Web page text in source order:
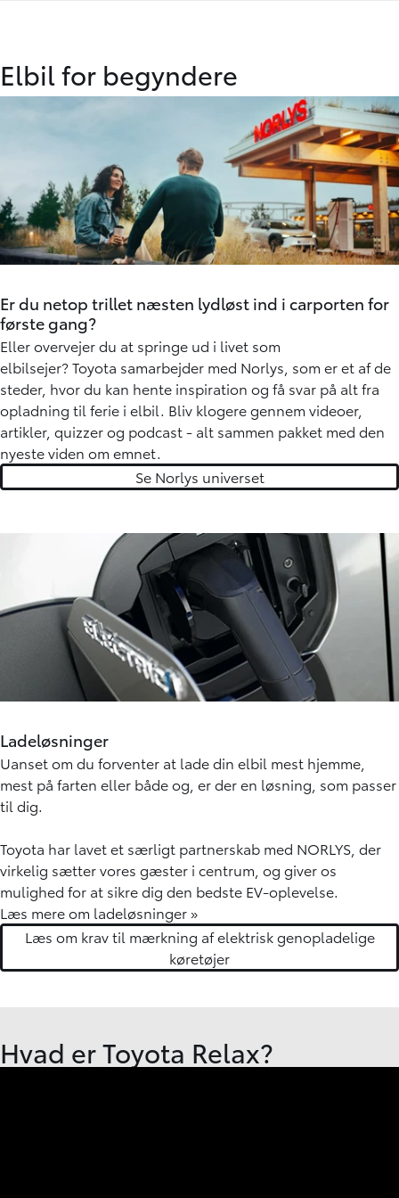
Elbil for begyndere
Er du netop trillet næsten lydløst ind i carporten for
første gang?
Eller overvejer du at springe ud i livet som
elbilsejer? Toyota samarbejder med Norlys, som er et af de
steder, hvor du kan hente inspiration og få svar på alt fra
opladning til ferie i elbil. Bliv klogere gennem videoer,
artikler, quizzer og podcast - alt sammen pakket med den
nyeste viden om emnet.
Se Norlys universet
Ladeløsninger
Uanset om du forventer at lade din elbil mest hjemme,
mest på farten eller både og, er der en løsning, som passer
til dig.
Toyota har lavet et særligt partnerskab med NORLYS, der
virkelig sætter vores gæster i centrum, og giver os
mulighed for at sikre dig den bedste EV-oplevelse.
Læs mere om ladeløsninger »
Læs om krav til mærkning af elektrisk genopladelige
køretøjer
Hvad er Toyota Relax?